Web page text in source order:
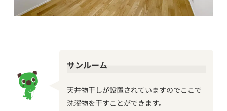
サンルーム
天井物干しが設置されていますのでここで
洗濯物を干すことができます。